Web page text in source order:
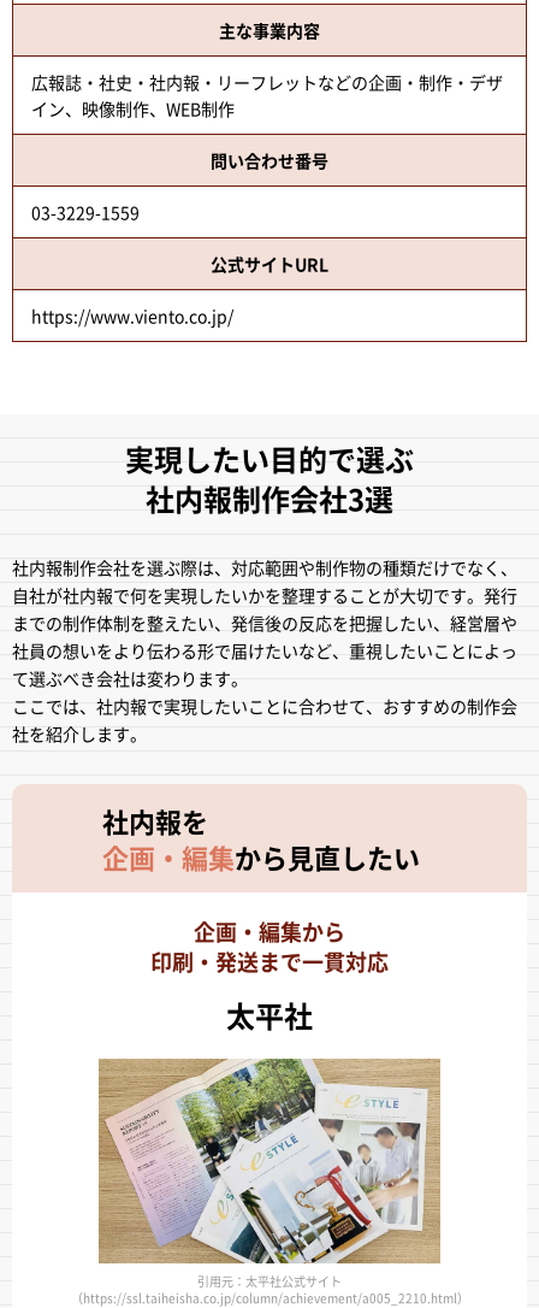
主な事業内容
広報誌・社史・社内報・リーフレットなどの企画・制作・デザ
イン、映像制作、WEB制作
問い合わせ番号
03-3229-1559
公式サイトURL
https://www.viento.co.jp/
実現したい目的で選ぶ
社内報制作会社3選
社内報制作会社を選ぶ際は、対応範囲や制作物の種類だけでなく、
自社が社内報で何を実現したいかを整理することが大切です。発行
までの制作体制を整えたい、発信後の反応を把握したい、経営層や
社員の想いをより伝わる形で届けたいなど、重視したいことによっ
て選ぶべき会社は変わります。
ここでは、社内報で実現したいことに合わせて、おすすめの制作会
社を紹介します。
社内報を
企画・編集から見直したい
企画・編集から
印刷・発送まで一貫対応
太平社
引用元：太平社公式サイト
（https://ssl.taiheisha.co.jp/column/achievement/a005_2210.html）